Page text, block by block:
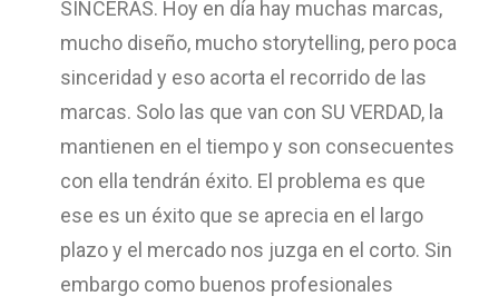
SINCERAS. Hoy en día hay muchas marcas,
mucho diseño, mucho storytelling, pero poca
sinceridad y eso acorta el recorrido de las
marcas. Solo las que van con SU VERDAD, la
mantienen en el tiempo y son consecuentes
con ella tendrán éxito. El problema es que
ese es un éxito que se aprecia en el largo
plazo y el mercado nos juzga en el corto. Sin
embargo como buenos profesionales